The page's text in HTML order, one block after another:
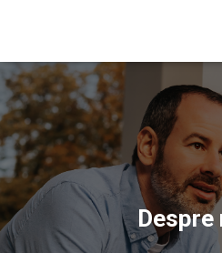
Despre